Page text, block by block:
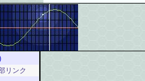
リンク